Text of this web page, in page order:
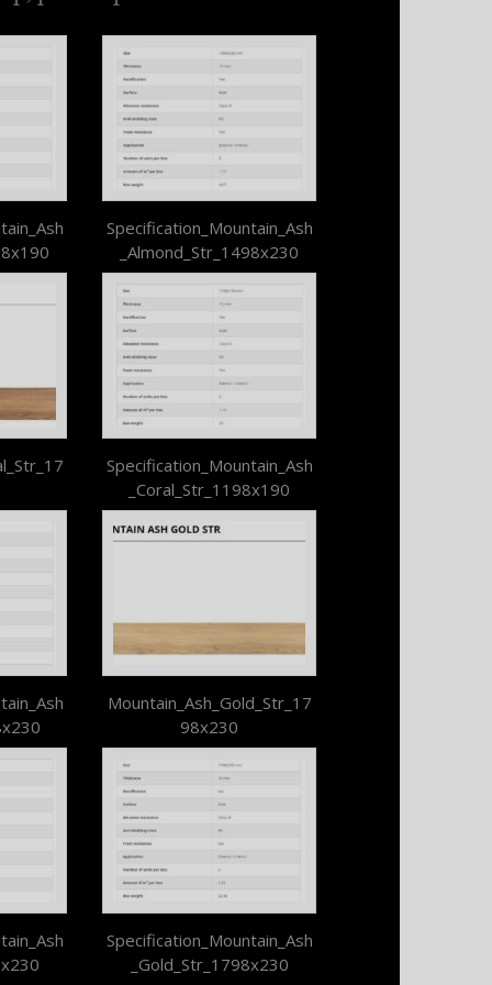
Specification_Mountain_Ash
_Almond_Str_1498x230
Specification_Mountain_Ash
_Coral_Str_1198x190
Mountain_Ash_Gold_Str_17
98x230
Specification_Mountain_Ash
_Gold_Str_1798x230